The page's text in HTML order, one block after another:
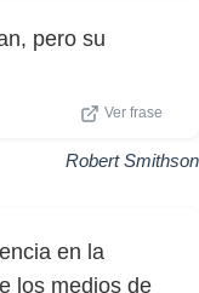
pero su
Ver frase
Robert Smithson
en la
los medios de